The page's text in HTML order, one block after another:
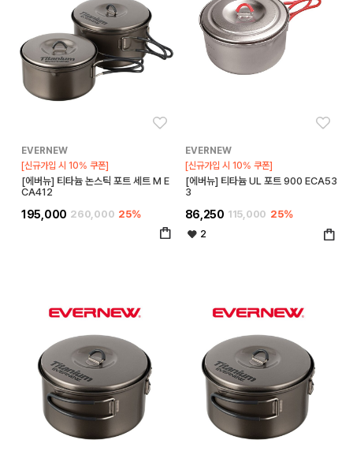
EVERNEW
[신규가입 시 10% 쿠폰]
[에버뉴] 티타늄 논스틱 포트 세트 M E
CA412
195,000 260,000 25%
EVERNEW
[신규가입 시 10% 쿠폰]
[에버뉴] 티타늄 UL 포트 900 ECA53
3
86,250 115,000 25%
2